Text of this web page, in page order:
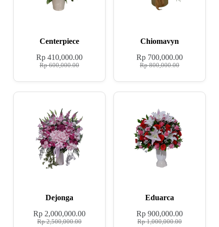
Centerpiece
Rp600,000.00
Rp410,000.00
Chiomavyn
Rp800,000.00
Rp 700,000.00
Dejonga
Rp2,500,000.00
Rp2,000,000.00
Eduarca
Rp1,000,000.00
Rp 900,000.00